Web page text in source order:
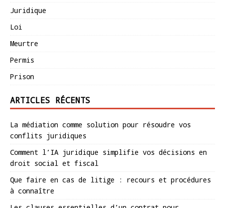
Juridique
Loi
Meurtre
Permis
Prison
ARTICLES RÉCENTS
La médiation comme solution pour résoudre vos
conflits juridiques
Comment l’IA juridique simplifie vos décisions en
droit social et fiscal
Que faire en cas de litige : recours et procédures
à connaître